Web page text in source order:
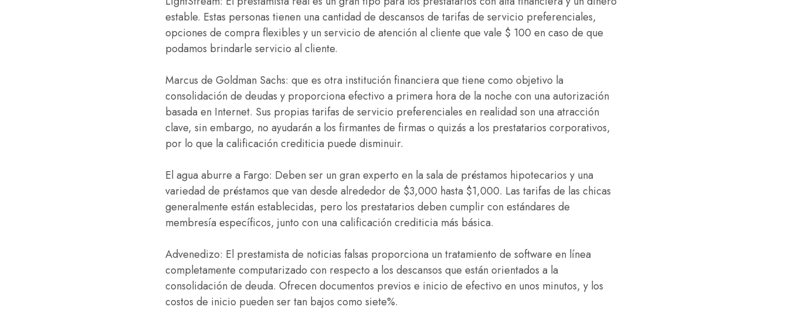
estable. Estas personas tienen una cantidad de descansos de tarifas de servicio preferenciales,
opciones de compra flexibles y un servicio de atención al cliente que vale $ 100 en caso de que
podamos brindarle servicio al cliente.
Marcus de Goldman Sachs: que es otra institución financiera que tiene como objetivo la
consolidación de deudas y proporciona efectivo a primera hora de la noche con una autorización
basada en Internet. Sus propias tarifas de servicio preferenciales en realidad son una atracción
clave, sin embargo, no ayudarán a los firmantes de firmas o quizás a los prestatarios corporativos,
por lo que la calificación crediticia puede disminuir.
El agua aburre a Fargo: Deben ser un gran experto en la sala de préstamos hipotecarios y una
variedad de préstamos que van desde alrededor de $3,000 hasta $1,000. Las tarifas de las chicas
generalmente están establecidas, pero los prestatarios deben cumplir con estándares de
membresía específicos, junto con una calificación crediticia más básica.
Advenedizo: El prestamista de noticias falsas proporciona un tratamiento de software en línea
completamente computarizado con respecto a los descansos que están orientados a la
consolidación de deuda. Ofrecen documentos previos e inicio de efectivo en unos minutos, y los
costos de inicio pueden ser tan bajos como siete%.